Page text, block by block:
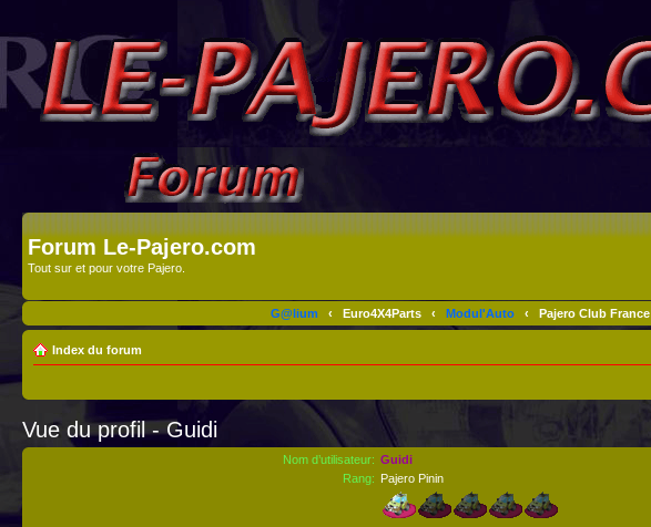
Forum Le-Pajero.com
Tout sur et pour votre Pajero.
G@lium ‹ Euro4X4Parts ‹ Modul'Auto ‹ Pajero Club France
Index du forum
Vue du profil - Guidi
Nom d’utilisateur: Guidi
Rang: Pajero Pinin